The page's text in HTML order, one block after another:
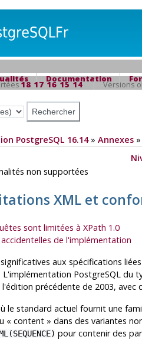
Documentation
18 17 16 15 14 Versions
PostgreSQL 16.14» Annexes
non supportées
XML et
sont limitées à XPath 1.0
accidentelles de l'implémentation
aux spécifications
L'implémentation PostgreSQLdu
précédente de 2003, avec
le standard actuel fournit une
« content» dans des variantes
pour contenir des